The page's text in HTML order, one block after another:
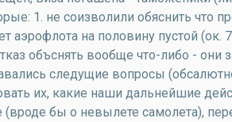
1. не соизволили обяснить что
аэрофлота на половину пустой (ок.
объснять вообще что-либо -
следущие вопросы
их, какие наши дальнейшие
бы о невылете самолета),